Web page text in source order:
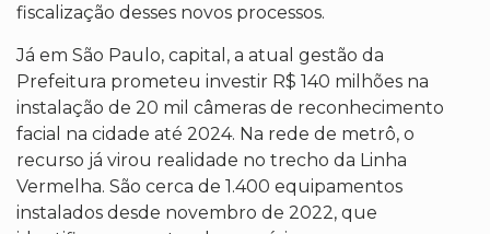
fiscalização desses novos processos.
Já em São Paulo, capital, a atual gestão da
Prefeitura prometeu investir R$ 140 milhões na
instalação de 20 mil câmeras de reconhecimento
facial na cidade até 2024. Na rede de metrô, o
recurso já virou realidade no trecho da Linha
Vermelha. São cerca de 1.400 equipamentos
instalados desde novembro de 2022, que